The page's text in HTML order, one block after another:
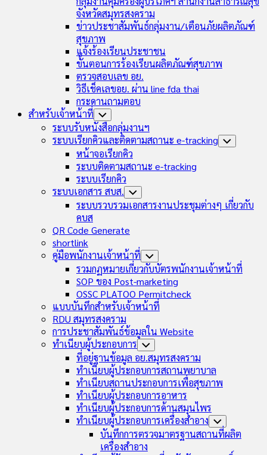
จังหวัดสมุทรสงคราม
ข่าวประชาสัมพันธ์กลุ่มงาน/เตือนภัยผลิตภัณฑ์
สุขภาพ
แจ้งร้องเรียนประชาชน
ขั้นตอนการร้องเรียนผลิตภัณฑ์สุขภาพ
ตรวจสอบเลข อย.
วิธีเช็คเลขอย. ผ่าน line fda thai
กระดานถามตอบ
สำหรับเจ้าหน้าที่ Toggle
Child
Menu
ระบบรับหนังสือกลุ่มงานฯ
ระบบเรียกคิวและติดตามสถานะ e-tracking Toggle
หน้าจอเรียกคิว
ระบบติดตามสถานะ e-tracking
ระบบเรียกคิว
ระบบเอกสาร สบส. Toggle
Child
Menu
ระบบรวบรวมเอกสารงานประชุมต่างๆ เกี่ยวกับ
คบส
QR Code Generate
shortlink
คู่มือพนักงานเจ้าหน้าที่ Toggle
Child
Menu
รวมกฏหมายเกี่ยวกับบัตรพนักงานเจ้าหน้าที่
SOP ของ Post-marketing
OSSC PLATOO Permitcheck
แบบบันทึกสำหรับเจ้าหน้าที่
RDU สมุทรสงคราม
การประชาสัมพันธ์ข้อมูลใน Website
ทำเนียบผู้ประกอบการ Toggle
Child
Menu
ที่อยู่ฐานข้อมูล อย.สมุทรสงคราม
ทำเนียบผู้ประกอบการสถานพยาบาล
ทำเนียบสถานประกอบการเพื่อสุขภาพ
ทำเนียบผู้ประกอบการอาหาร
ทำเนียบผู้ประกอบการด้านสมุนไพร
ทำเนียบผู้ประกอบการเครื่องสำอาง Toggle
Child
Menu
บันทึกการตรวจมาตรฐานสถานที่ผลิต
เครื่องสำอาง